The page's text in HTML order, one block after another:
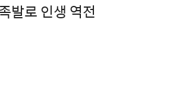
발로 인생 역전